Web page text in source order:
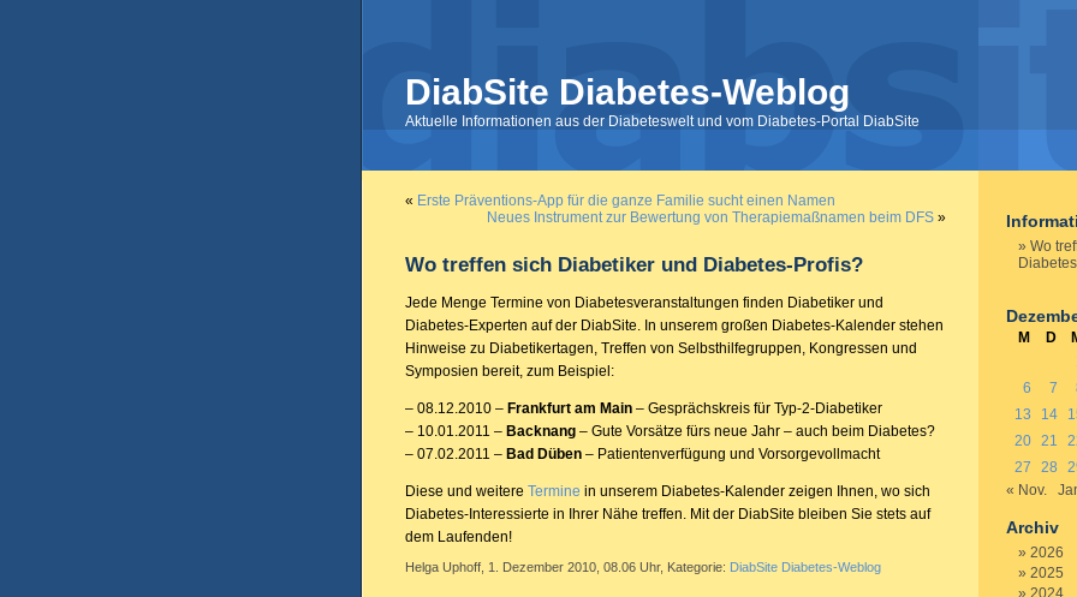
DiabSite Diabetes-Weblog
Aktuelle Informationen aus der Diabeteswelt und vom Diabetes-Portal DiabSite
« Erste Präventions-App für die ganze Familie sucht einen Namen
Neues Instrument zur Bewertung von Therapiemaßnamen beim DFS »
Wo treffen sich Diabetiker und Diabetes-Profis?
Jede Menge Termine von Diabetesveranstaltungen finden Diabetiker und
Diabetes-Experten auf der DiabSite. In unserem großen Diabetes-Kalender stehen
Hinweise zu Diabetikertagen, Treffen von Selbsthilfegruppen, Kongressen und
Symposien bereit, zum Beispiel:
– 08.12.2010 – Frankfurt am Main – Gesprächskreis für Typ-2-Diabetiker
– 10.01.2011 – Backnang – Gute Vorsätze fürs neue Jahr – auch beim Diabetes?
– 07.02.2011 – Bad Düben – Patientenverfügung und Vorsorgevollmacht
Diese und weitere Termine in unserem Diabetes-Kalender zeigen Ihnen, wo sich
Diabetes-Interessierte in Ihrer Nähe treffen. Mit der DiabSite bleiben Sie stets auf
dem Laufenden!
Helga Uphoff, 1. Dezember 2010, 08.06 Uhr, Kategorie: DiabSite Diabetes-Weblog
Wo
M D
6
7
13
14
20 21
27
28
« Nov.
Archiv
2026
2025
2024